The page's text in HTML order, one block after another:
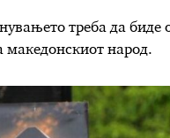
треба да биде
македонскиот народ.